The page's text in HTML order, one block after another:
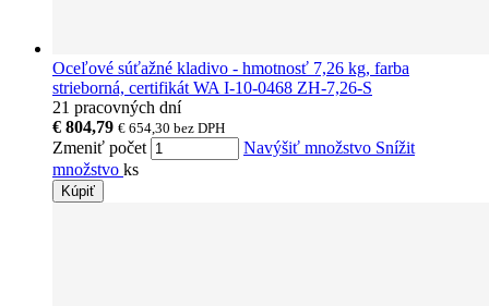
Oceľové súťažné kladivo - hmotnosť 7,26 kg, farba
strieborná, certifikát WA I-10-0468 ZH-7,26-S
21 pracovných dní
€ 804,79 € 654,30 bez DPH
Zmeniť počet Navýšiť množstvo Snížit
množstvo ks
Kúpiť